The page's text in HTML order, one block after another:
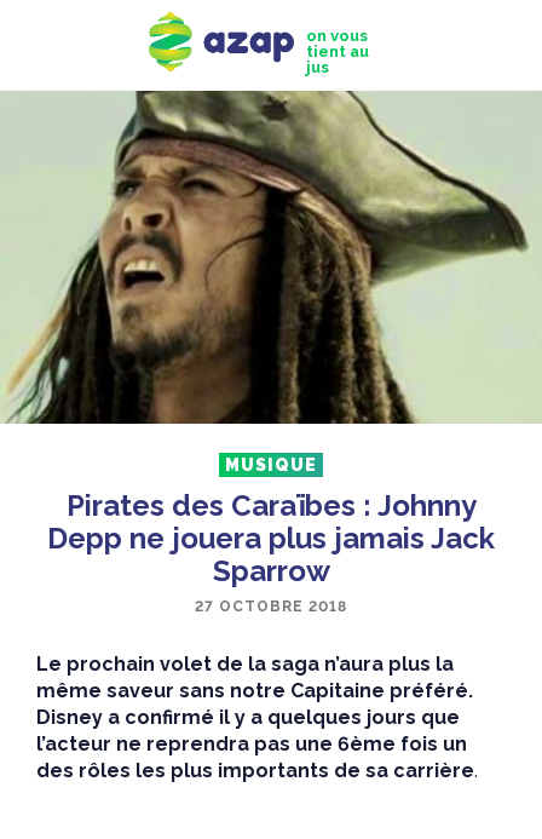
on vous
tient au
jus
MUSIQUE
Pirates des Caraïbes : Johnny
Depp ne jouera plus jamais Jack
Sparrow
27 OCTOBRE 2018
Le prochain volet de la saga n’aura plus la
même saveur sans notre Capitaine préféré.
Disney a confirmé il y a quelques jours que
l’acteur ne reprendra pas une 6ème fois un
des rôles les plus importants de sa carrière.